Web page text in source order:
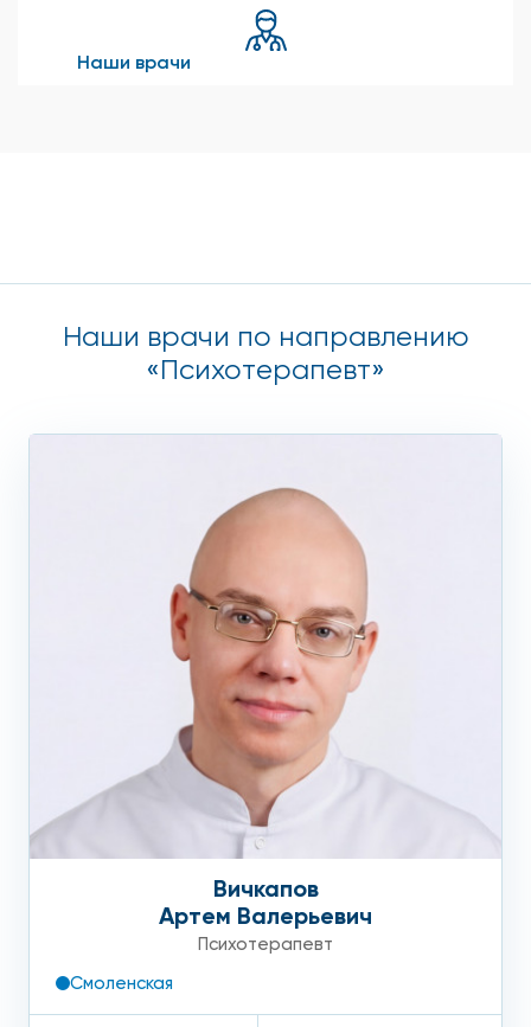
Наши врачи
Наши врачи по направлению
«Психотерапевт»
Вичкапов
Артем Валерьевич
Психотерапевт
Смоленская